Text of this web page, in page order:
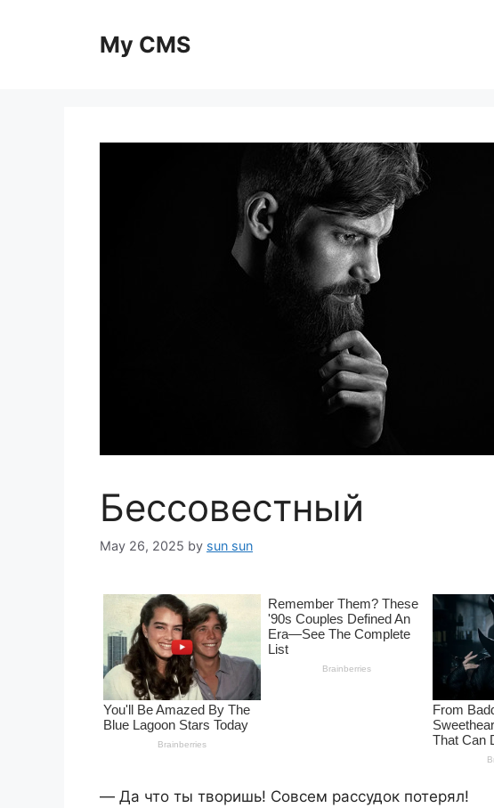
My CMS
Бессовестный
May 26, 2025 by sun sun
― Да что ты творишь! Совсем рассудок потерял!